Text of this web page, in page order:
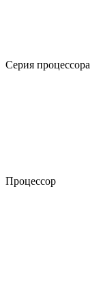
Серия процессора
Процессор